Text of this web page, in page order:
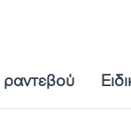
ραντεβού